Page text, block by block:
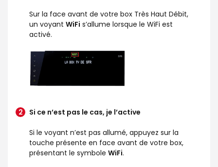
Sur la face avant de votre box Très Haut Débit,
un voyant WiFi s’allume lorsque le WiFi est
activé.
Si ce n’est pas le cas, je l’active
Si le voyant n’est pas allumé, appuyez sur la
touche présente en face avant de votre box,
présentant le symbole WiFi.